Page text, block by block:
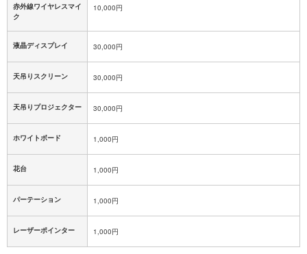
赤外線ワイヤレスマイ
ク
10,000円
液晶ディスプレイ 30,000円
天吊りスクリーン 30,000円
天吊りプロジェクター 30,000円
ホワイトボード 1,000円
花台 1,000円
パーテーション 1,000円
レーザーポインター 1,000円